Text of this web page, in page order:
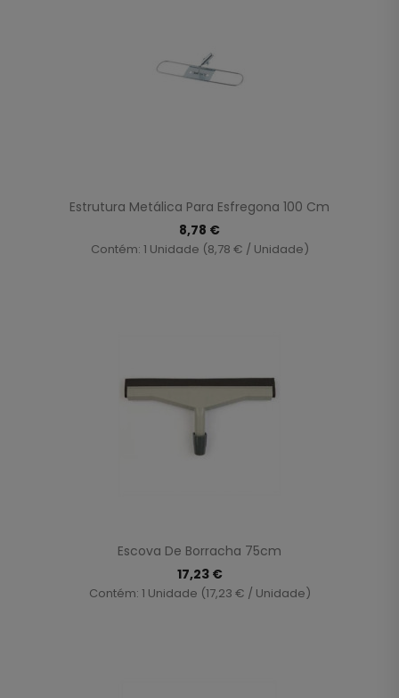
Estrutura Metálica Para Esfregona 100 Cm
8,78 €
Contém: 1 Unidade (8,78 € / Unidade)
Escova De Borracha 75cm
17,23 €
Contém: 1 Unidade (17,23 € / Unidade)